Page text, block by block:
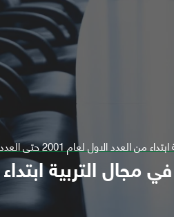
لعام 2001 حتى العدد 7 العام2002